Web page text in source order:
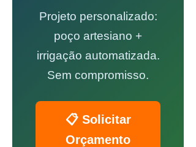
Projeto personalizado:
poço artesiano +
irrigação automatizada.
Sem compromisso.
📋 Solicitar
Orçamento